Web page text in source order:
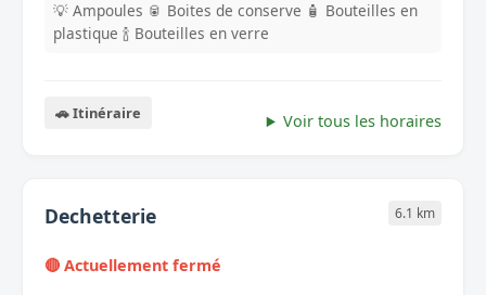
💡 Ampoules 🥫 Boites de conserve 🧴 Bouteilles en
plastique 🍾 Bouteilles en verre
🚗 Itinéraire Voir tous les horaires
Dechetterie 6.1 km
🔴 Actuellement fermé